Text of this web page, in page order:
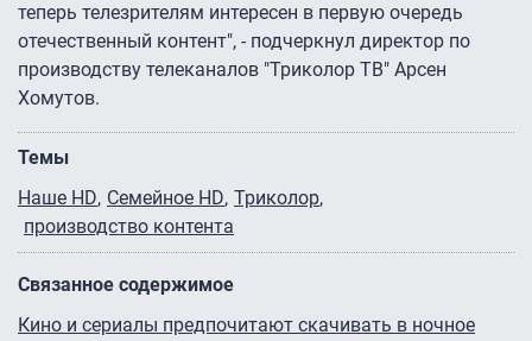
теперь телезрителям интересен в первую очередь
отечественный контент", - подчеркнул директор по
производству телеканалов "Триколор ТВ" Арсен
Хомутов.
Темы
Наше HD Семейное HD Триколор
производство контента
Связанное содержимое
Кино и сериалы предпочитают скачивать в ночное